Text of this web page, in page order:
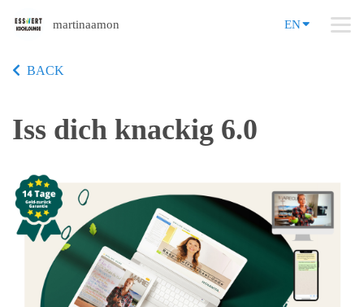
martinaamon EN
BACK
Iss dich knackig 6.0